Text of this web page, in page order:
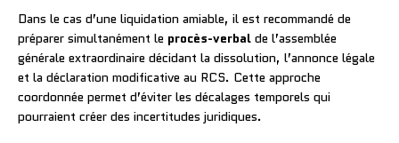
Dans le cas d’une liquidation amiable, il est recommandé de
préparer simultanément le procès-verbal de l’assemblée
générale extraordinaire décidant la dissolution, l’annonce légale
et la déclaration modificative au RCS. Cette approche
coordonnée permet d’éviter les décalages temporels qui
pourraient créer des incertitudes juridiques.